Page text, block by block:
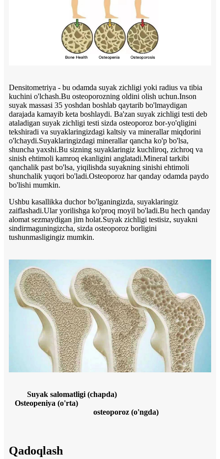
Densitometriya - bu odamda suyak zichligi yoki radius va tibia
kuchini o'lchash.Bu osteoporozning oldini olish uchun.Inson
suyak massasi 35 yoshdan boshlab qaytarib bo'lmaydigan
darajada kamayib keta boshlaydi. Ba'zan suyak zichligi testi deb
ataladigan suyak zichligi testi sizda osteoporoz bor-yo'qligini
tekshiradi va suyaklaringizdagi kaltsiy va minerallar miqdorini
o'lchaydi.Suyaklaringizdagi minerallar qancha ko'p bo'lsa,
shuncha yaxshi.Bu sizning suyaklaringiz kuchliroq, zichroq va
sinish ehtimoli kamroq ekanligini anglatadi.Mineral tarkibi
qanchalik past bo'lsa, yiqilishda suyakning sinishi ehtimoli
shunchalik yuqori bo'ladi.Osteoporoz har qanday odamda paydo
bo'lishi mumkin.
Ushbu kasallikka duchor bo'lganingizda, suyaklaringiz
zaiflashadi.Ular yorilishga ko'proq moyil bo'ladi.Bu hech qanday
alomat sezmaydigan jim holat.Suyak zichligi testisiz, suyakni
sindirmaguningizcha, sizda osteoporoz borligini
tushunmasligingiz mumkin.
Suyak salomatligi (chapda)
Osteopeniya (o'rta)
osteoporoz (o'ngda)
Qadoqlash